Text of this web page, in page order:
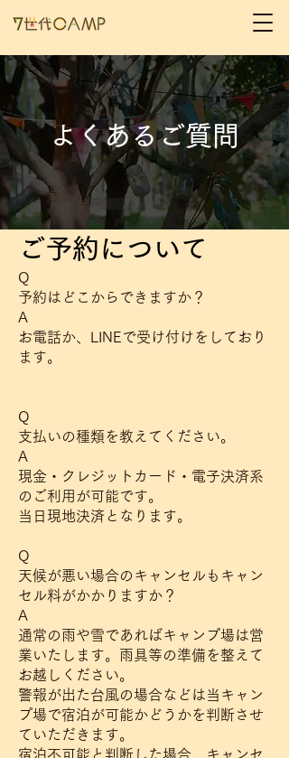
​よくあるご質問
ご予約について
Q
予約はどこからできますか？
A
お電話か、LINEで受け付けをしており
ます。
Q
支払いの種類を教えてください。
A
現金・クレジットカード・電子決済系
のご利用が可能です。
当日現地決済となります。
Q
天候が悪い場合のキャンセルもキャン
セル料がかかりますか？
A
通常の雨や雪であればキャンプ場は営
業いたします。雨具等の準備を整えて
お越しください。
警報が出た台風の場合などは当キャン
プ場で宿泊が可能かどうかを判断させ
ていただきます。
宿泊不可能と判断した場合、キャンセ